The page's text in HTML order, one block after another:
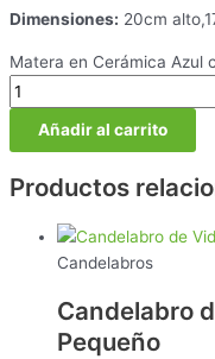
Dimensiones: 20cm
Matera en Cerámica Azul
Añadir al carrito
Productos
Candelabros
Candelabro
Pequeño